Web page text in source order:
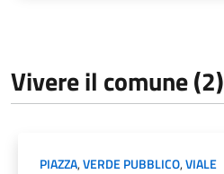
Vivere il comune (2)
PIAZZA,VERDE PUBBLICO,VIALE